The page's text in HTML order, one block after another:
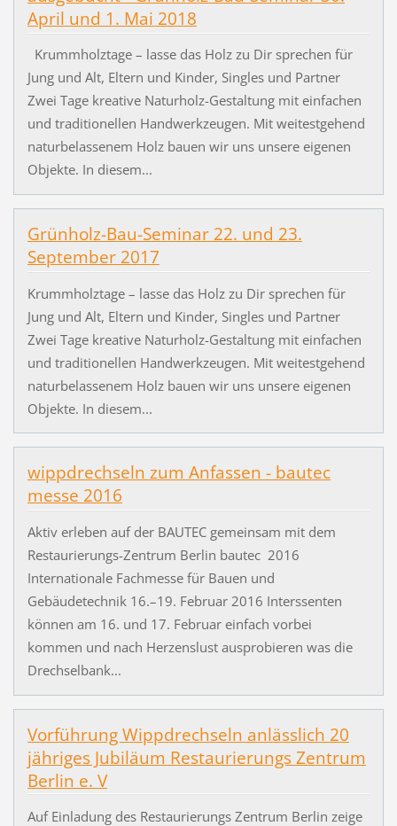
April und 1. Mai 2018
Krummholztage – lasse das Holz zu Dir sprechen für
Jung und Alt, Eltern und Kinder, Singles und Partner
Zwei Tage kreative Naturholz-Gestaltung mit einfachen
und traditionellen Handwerkzeugen. Mit weitestgehend
naturbelassenem Holz bauen wir uns unsere eigenen
Objekte. In diesem...
Grünholz-Bau-Seminar 22. und 23.
September 2017
Krummholztage – lasse das Holz zu Dir sprechen für
Jung und Alt, Eltern und Kinder, Singles und Partner
Zwei Tage kreative Naturholz-Gestaltung mit einfachen
und traditionellen Handwerkzeugen. Mit weitestgehend
naturbelassenem Holz bauen wir uns unsere eigenen
Objekte. In diesem...
wippdrechseln zum Anfassen - bautec
messe 2016
Aktiv erleben auf der BAUTEC gemeinsam mit dem
Restaurierungs-Zentrum Berlin bautec 2016
Internationale Fachmesse für Bauen und
Gebäudetechnik 16.–19. Februar 2016 Interssenten
können am 16. und 17. Februar einfach vorbei
kommen und nach Herzenslust ausprobieren was die
Drechselbank...
Vorführung Wippdrechseln anlässlich 20
jähriges Jubiläum Restaurierungs Zentrum
Berlin e. V
Auf Einladung des Restaurierungs Zentrum Berlin zeige